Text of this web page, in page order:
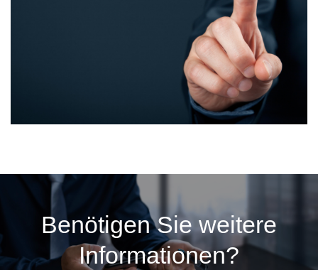
Benötigen Sie weitere
Informationen?